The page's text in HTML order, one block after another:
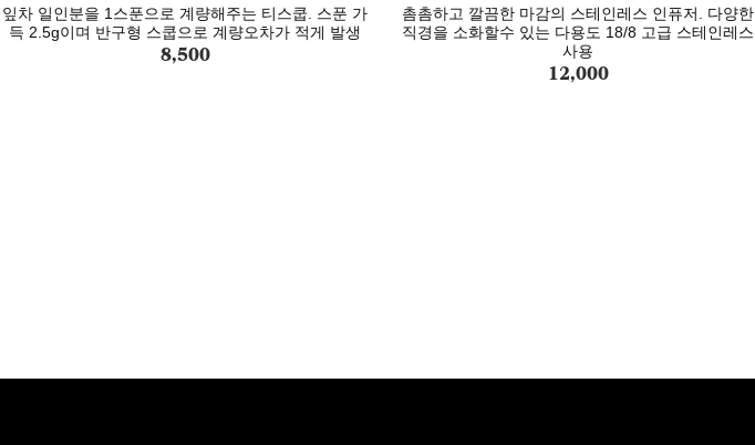
잎차 일인분을 1스푼으로 계량해주는 티스쿱. 스푼 가
득 2.5g이며 반구형 스쿱으로 계량오차가 적게 발생
8,500
촘촘하고 깔끔한 마감의 스테인레스 인퓨저. 다양한
직경을 소화할수 있는 다용도 18/8 고급 스테인레스
사용
12,000